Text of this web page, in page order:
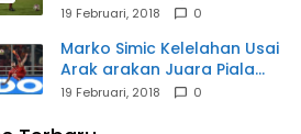
19 Februari, 2018 0
Marko Simic Kelelahan Usai
Arak arakan Juara Piala
Presiden
19 Februari, 2018 0